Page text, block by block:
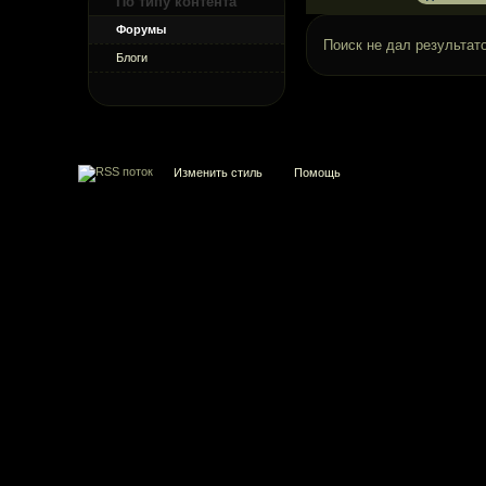
Форумы
Блоги
Поиск не дал
Изменить стиль Помощь